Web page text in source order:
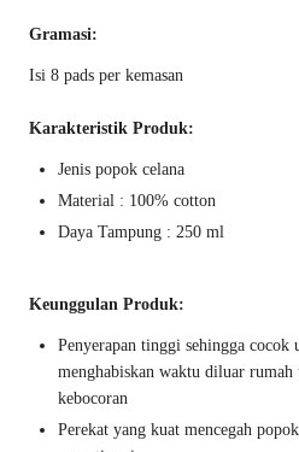
Gramasi:
Isi 8 pads per kemasan
Karakteristik Produk:
Jenis popok celana
Material : 100% cotton
Daya Tampung : 250 ml
Keunggulan Produk:
Penyerapan tinggi sehingga cocok
menghabiskan waktu diluar
kebocoran
Perekat yang kuat mencegah